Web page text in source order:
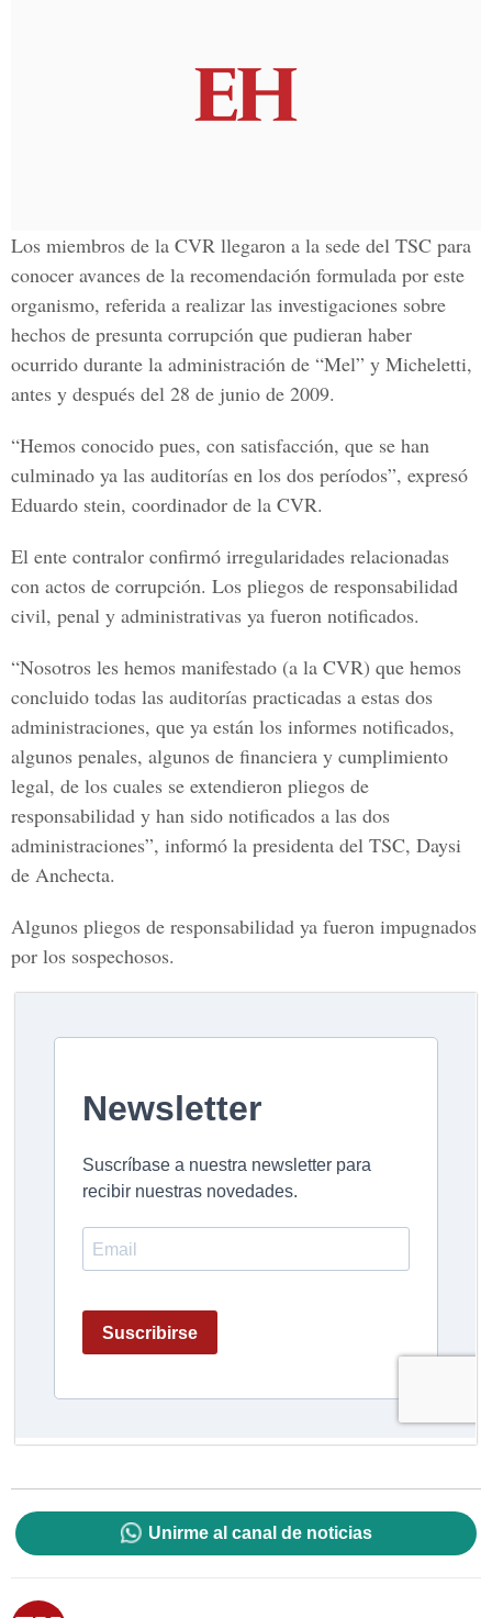
Los miembros de la CVR llegaron a la sede del TSC para
conocer avances de la recomendación formulada por este
organismo, referida a realizar las investigaciones sobre
hechos de presunta corrupción que pudieran haber
ocurrido durante la administración de “Mel” y Micheletti,
antes y después del 28 de junio de 2009.
“Hemos conocido pues, con satisfacción, que se han
culminado ya las auditorías en los dos períodos”, expresó
Eduardo stein, coordinador de la CVR.
El ente contralor confirmó irregularidades relacionadas
con actos de corrupción. Los pliegos de responsabilidad
civil, penal y administrativas ya fueron notificados.
“Nosotros les hemos manifestado (a la CVR) que hemos
concluido todas las auditorías practicadas a estas dos
administraciones, que ya están los informes notificados,
algunos penales, algunos de financiera y cumplimiento
legal, de los cuales se extendieron pliegos de
responsabilidad y han sido notificados a las dos
administraciones”, informó la presidenta del TSC, Daysi
de Anchecta.
Algunos pliegos de responsabilidad ya fueron impugnados
por los sospechosos.
Unirme al canal de noticias